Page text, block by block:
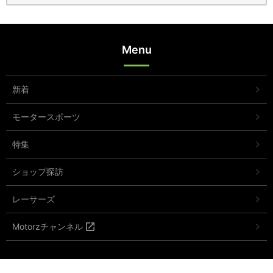
Menu
新着
モータースポーツ
特集
ショップ探訪
レーサーズ
Motorzチャンネル